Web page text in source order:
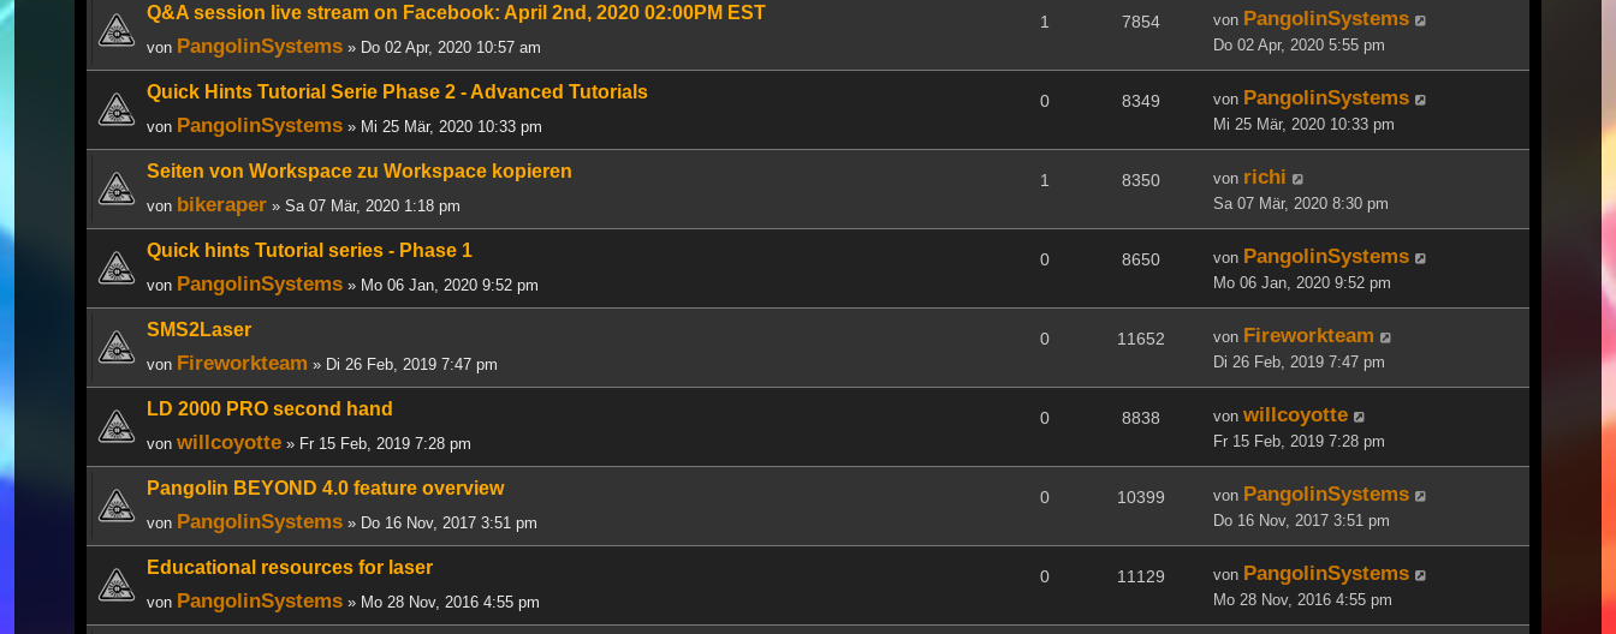
Q&A session live stream on Facebook: April 2nd, 2020 02:00PM EST
von PangolinSystems » Do 02 Apr, 2020 10:57 am
1 7854 von PangolinSystems
Do 02 Apr, 2020 5:55 pm
Quick Hints Tutorial Serie Phase 2 - Advanced Tutorials
von PangolinSystems » Mi 25 Mär, 2020 10:33 pm
0 8349 von PangolinSystems
Mi 25 Mär, 2020 10:33 pm
Seiten von Workspace zu Workspace kopieren
von bikeraper » Sa 07 Mär, 2020 1:18 pm
1 8350 von richi
Sa 07 Mär, 2020 8:30 pm
Quick hints Tutorial series - Phase 1
von PangolinSystems » Mo 06 Jan, 2020 9:52 pm
0 8650 von PangolinSystems
Mo 06 Jan, 2020 9:52 pm
SMS2Laser
von Fireworkteam » Di 26 Feb, 2019 7:47 pm
0 11652 von Fireworkteam
Di 26 Feb, 2019 7:47 pm
LD 2000 PRO second hand
von willcoyotte » Fr 15 Feb, 2019 7:28 pm
0 8838 von willcoyotte
Fr 15 Feb, 2019 7:28 pm
Pangolin BEYOND 4.0 feature overview
von PangolinSystems » Do 16 Nov, 2017 3:51 pm
0 10399 von PangolinSystems
Do 16 Nov, 2017 3:51 pm
Educational resources for laser
von PangolinSystems » Mo 28 Nov, 2016 4:55 pm
0 11129 von PangolinSystems
Mo 28 Nov, 2016 4:55 pm